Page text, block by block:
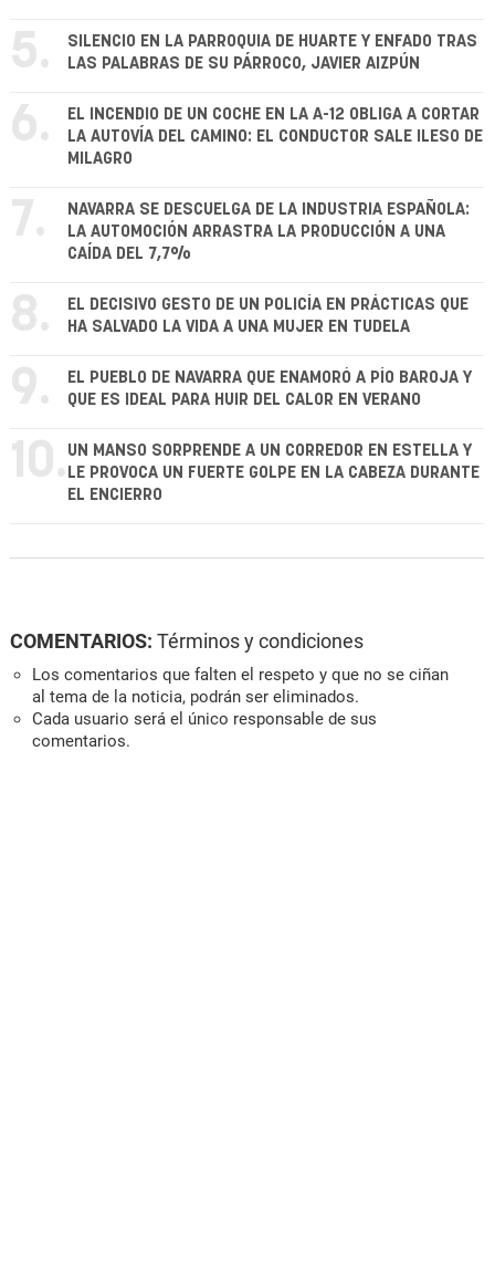
5.
SILENCIO EN LA PARROQUIA DE HUARTE Y ENFADO TRAS
LAS PALABRAS DE SU PÁRROCO, JAVIER AIZPÚN
6.
EL INCENDIO DE UN COCHE EN LA A-12 OBLIGA A CORTAR
LA AUTOVÍA DEL CAMINO: EL CONDUCTOR SALE ILESO DE
MILAGRO
7.
NAVARRA SE DESCUELGA DE LA INDUSTRIA ESPAÑOLA:
LA AUTOMOCIÓN ARRASTRA LA PRODUCCIÓN A UNA
CAÍDA DEL 7,7%
8.
EL DECISIVO GESTO DE UN POLICÍA EN PRÁCTICAS QUE
HA SALVADO LA VIDA A UNA MUJER EN TUDELA
9.
EL PUEBLO DE NAVARRA QUE ENAMORÓ A PÍO BAROJA Y
QUE ES IDEAL PARA HUIR DEL CALOR EN VERANO
10. UN MANSO SORPRENDE A UN CORREDOR EN ESTELLA Y
LE PROVOCA UN FUERTE GOLPE EN LA CABEZA DURANTE
EL ENCIERRO
COMENTARIOS: Términos y condiciones
Los comentarios que falten el respeto y que no se ciñan
al tema de la noticia, podrán ser eliminados.
Cada usuario será el único responsable de sus
comentarios.